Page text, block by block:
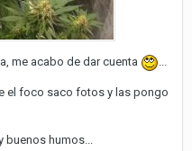
me acabo de dar cuenta
el foco saco fotos y las pongo
humos...